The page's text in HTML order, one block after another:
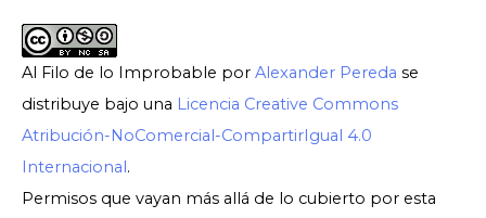
Al Filo de lo Improbable por Alexander Pereda se
distribuye bajo una Licencia Creative Commons
Atribución-NoComercial-CompartirIgual 4.0
Internacional.
Permisos que vayan más allá de lo cubierto por esta